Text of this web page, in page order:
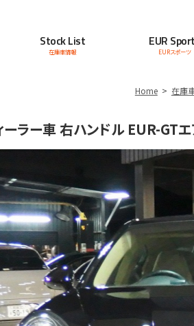
Stock List
在庫車情報
EUR
EURスポーツ
Home 在庫
ーラー車 右ハンドル EUR-